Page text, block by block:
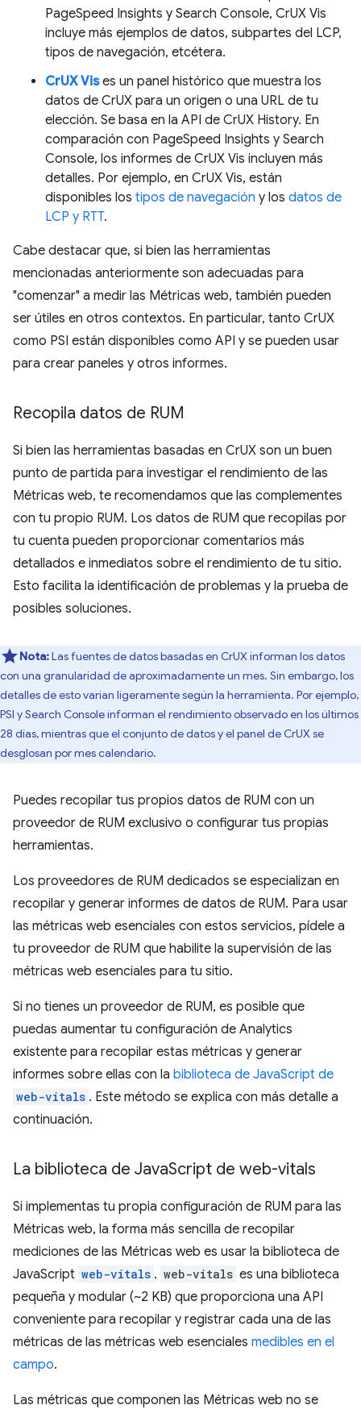
PageSpeed Insights y Search Console, CrUX Vis
incluye más ejemplos de datos, subpartes del LCP,
tipos de navegación, etcétera.
CrUX Vises un panel histórico que muestra los
datos de CrUX para un origen o una URL de tu
elección. Se basa en la API de CrUX History. En
comparación con PageSpeed Insights y Search
Console, los informes de CrUX Vis incluyen más
detalles. Por ejemplo, en CrUX Vis, están
disponibles los tipos de navegación y los datos de
LCP y RTT.
Cabe destacar que, si bien las herramientas
mencionadas anteriormente son adecuadas para
"comenzar" a medir las Métricas web, también pueden
ser útiles en otros contextos. En particular, tanto CrUX
como PSI están disponibles como API y se pueden usar
para crear paneles y otros informes.
Recopila datos de RUM
Si bien las herramientas basadas en CrUX son un buen
punto de partida para investigar el rendimiento de las
Métricas web, te recomendamos que las complementes
con tu propio RUM. Los datos de RUM que recopilas por
tu cuenta pueden proporcionar comentarios más
detallados e inmediatos sobre el rendimiento de tu sitio.
Esto facilita la identificación de problemas y la prueba de
posibles soluciones.
Nota:Las fuentes de datos basadas en CrUX informan los datos
con una granularidad de aproximadamente un mes. Sin embargo, los
detalles de esto varían ligeramente según la herramienta. Por ejemplo,
PSI y Search Console informan el rendimiento observado en los últimos
28 días, mientras que el conjunto de datos y el panel de CrUX se
desglosan por mes calendario.
Puedes recopilar tus propios datos de RUM con un
proveedor de RUM exclusivo o configurar tus propias
herramientas.
Los proveedores de RUM dedicados se especializan en
recopilar y generar informes de datos de RUM. Para usar
las métricas web esenciales con estos servicios, pídele a
tu proveedor de RUM que habilite la supervisión de las
métricas web esenciales para tu sitio.
Si no tienes un proveedor de RUM, es posible que
puedas aumentar tu configuración de Analytics
existente para recopilar estas métricas y generar
informes sobre ellas con la biblioteca de JavaScript de
web-vitals . Este método se explica con más detalle a
continuación.
La biblioteca de JavaScript de web-vitals
Si implementas tu propia configuración de RUM para las
Métricas web, la forma más sencilla de recopilar
mediciones de las Métricas web es usar la biblioteca de
JavaScript web-vitals . web-vitals es una biblioteca
pequeña y modular (~2 KB) que proporciona una API
conveniente para recopilar y registrar cada una de las
métricas de las métricas web esenciales medibles en el
campo.
Las métricas que componen las Métricas web no se